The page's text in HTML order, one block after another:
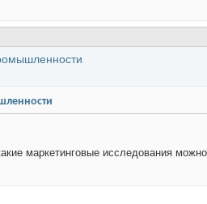
маркетинговые исследования